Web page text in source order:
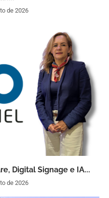
de 2026
Digital Signage e IA...
de 2026